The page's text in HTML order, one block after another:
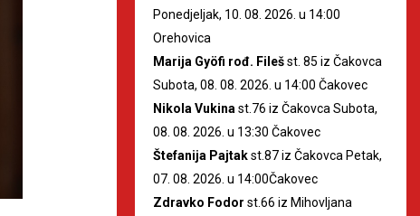
Ponedjeljak, 10. 08. 2026. u 14:00
Orehovica
Marija Gyöfi rođ. Filešst. 85 iz Čakovca
Subota, 08. 08. 2026. u 14:00 Čakovec
Nikola Vukina st.76 iz Čakovca Subota,
08. 08. 2026. u 13:30 Čakovec
Štefanija Pajtakst.87 iz Čakovca Petak,
07. 08. 2026. u 14:00Čakovec
Zdravko Fodor st.66 iz Mihovljana